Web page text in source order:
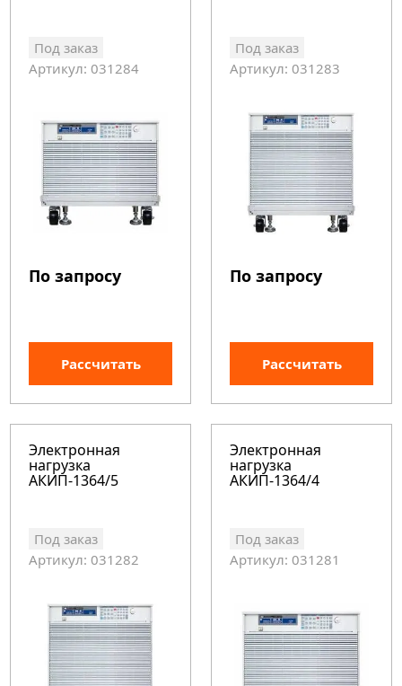
Под заказ
Артикул: 031284
По запросу
Рассчитать
Под заказ
Артикул: 031283
По запросу
Рассчитать
Электронная
нагрузка
АКИП-1364/5
Под заказ
Артикул: 031282
Электронная
нагрузка
АКИП-1364/4
Под заказ
Артикул: 031281